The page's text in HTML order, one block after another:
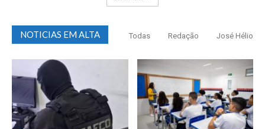
NOTICIAS EM ALTA Todas Redação José Hélio